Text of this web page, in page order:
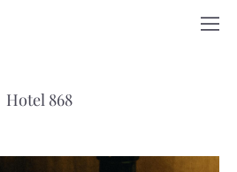
Hotel 868